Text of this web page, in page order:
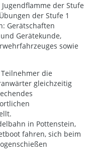
der Stufe
der Stufe 1
Gerätschaften
Gerätekunde,
sowie
die
gleichzeitig
in Pottenstein,
fahren, sich beim